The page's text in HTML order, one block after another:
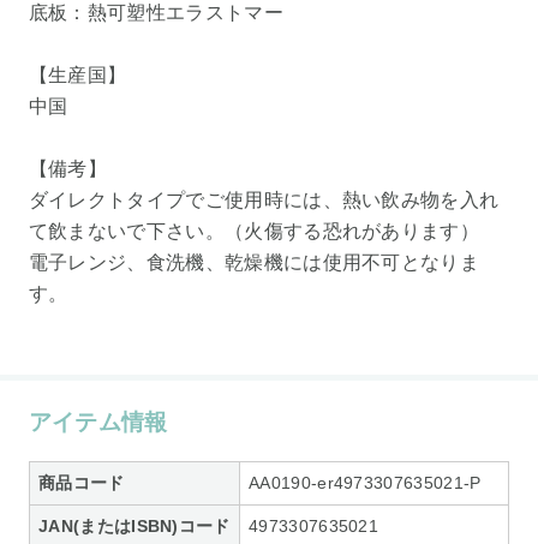
底板：熱可塑性エラストマー
【生産国】
中国
【備考】
ダイレクトタイプでご使用時には、熱い飲み物を入れ
て飲まないで下さい。（火傷する恐れがあります）
電子レンジ、食洗機、乾燥機には使用不可となりま
す。
アイテム情報
商品コード AA0190-er4973307635021-P
JAN(またはISBN)コード 4973307635021